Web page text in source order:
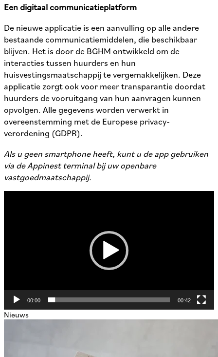
Een digitaal communicatieplatform
De nieuwe applicatie is een aanvulling op alle andere
bestaande communicatiemiddelen, die beschikbaar
blijven. Het is door de BGHM ontwikkeld om de
interacties tussen huurders en hun
huisvestingsmaatschappij te vergemakkelijken. Deze
applicatie zorgt ook voor meer transparantie doordat
huurders de vooruitgang van hun aanvragen kunnen
opvolgen. Alle gegevens worden verwerkt in
overeenstemming met de Europese privacy-
verordening (GDPR).
Als u geen smartphone heeft, kunt u de app gebruiken
via de Appinest terminal bij uw openbare
vastgoedmaatschappij.
00:00 00:42
Nieuws